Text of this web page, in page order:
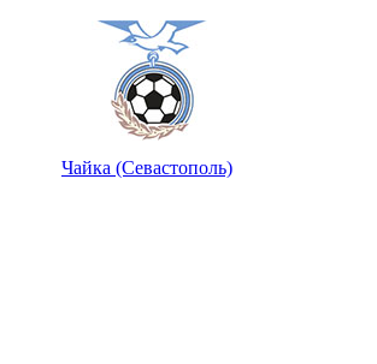
Чайка (Севастополь)